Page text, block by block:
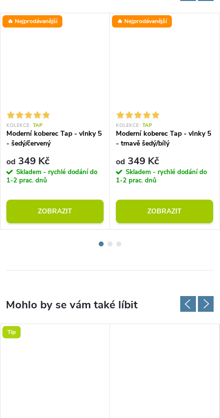
🔥 Nejprodávanější
KOLEKCE: TAP
Moderní koberec Tap - vlnky 5
- šedý/červený
od 349 Kč
Skladem - rychlé dodání do
1-2 prac. dnů
ZOBRAZIT
🔥 Nejprodávanější
KOLEKCE: TAP
Moderní koberec Tap - vlnky 5
- tmavě šedý/bílý
od 349 Kč
Skladem - rychlé dodání do
1-2 prac. dnů
ZOBRAZIT
Tip